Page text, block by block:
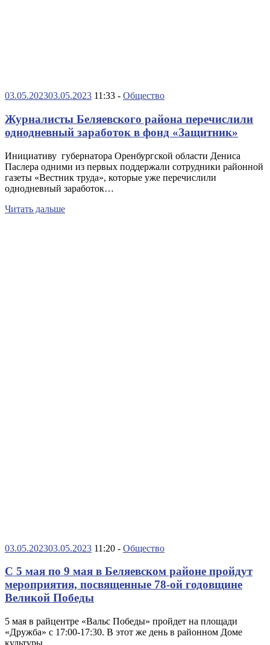
03.05.202303.05.2023 11:33 - Общество
Журналисты Беляевского района перечислили
однодневный заработок в фонд «Защитник»
Инициативу губернатора Оренбургской области Дениса
Паслера одними из первых поддержали сотрудники районной
газеты «Вестник труда», которые уже перечислили
однодневный заработок…
Читать дальше
03.05.202303.05.2023 11:20 - Общество
С 5 мая по 9 мая в Беляевском районе пройдут
мероприятия, посвященные 78-ой годовщине
Великой Победы
5 мая в райцентре «Вальс Победы» пройдет на площади
«Дружба» с 17:00-17:30. В этот же день в районном Доме
культуры…